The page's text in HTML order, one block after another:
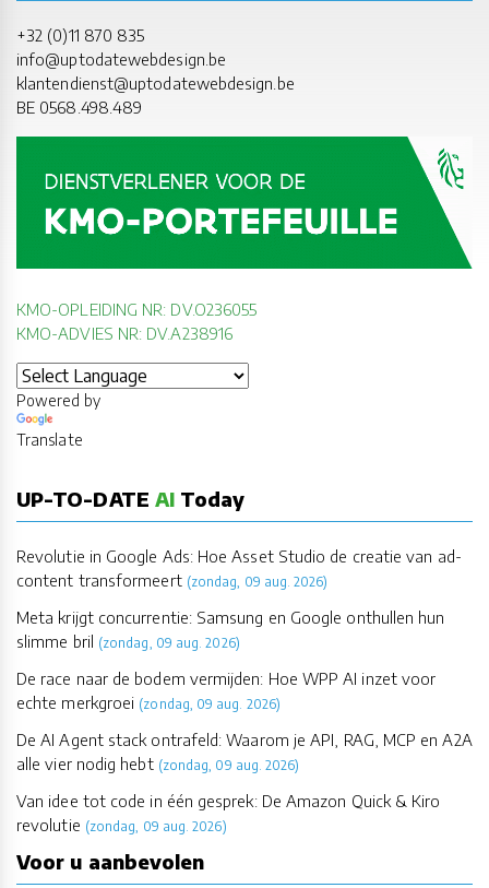
+32 (0)11 870 835
info@uptodatewebdesign.be
klantendienst@uptodatewebdesign.be
BE 0568.498.489
KMO-OPLEIDING NR: DV.O236055
KMO-ADVIES NR: DV.A238916
Powered by
Translate
UP-TO-DATE AI Today
Revolutie in Google Ads: Hoe Asset Studio de creatie van ad-
content transformeert (zondag, 09 aug. 2026)
Meta krijgt concurrentie: Samsung en Google onthullen hun
slimme bril (zondag, 09 aug. 2026)
De race naar de bodem vermijden: Hoe WPP AI inzet voor
echte merkgroei (zondag, 09 aug. 2026)
De AI Agent stack ontrafeld: Waarom je API, RAG, MCP en A2A
alle vier nodig hebt (zondag, 09 aug. 2026)
Van idee tot code in één gesprek: De Amazon Quick & Kiro
revolutie (zondag, 09 aug. 2026)
Voor u aanbevolen